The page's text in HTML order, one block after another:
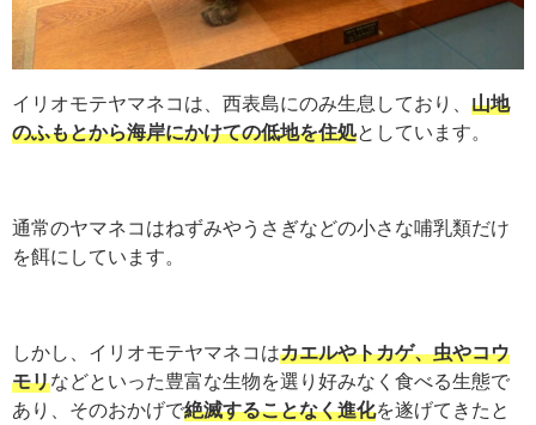
イリオモテヤマネコは、西表島にのみ生息しており、 山地
のふもとから海岸にかけての低地を住処としています。
通常のヤマネコはねずみやうさぎなどの小さな哺乳類だけ
を餌にしています。
しかし、イリオモテヤマネコはカエルやトカゲ、虫やコウ
モリなどといった豊富な生物を選り好みなく食べる生態で
あり、そのおかげで絶滅することなく進化を遂げてきたと